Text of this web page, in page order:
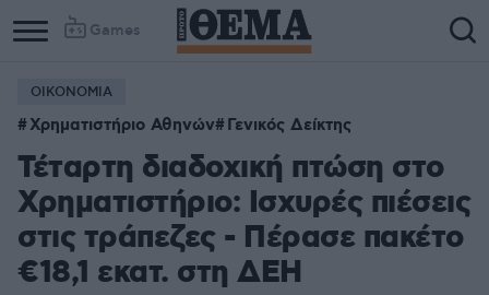
Games
ΟΙΚΟΝΟΜΙΑ
Χρηματιστήριο Αθηνών Γενικός Δείκτης
Τέταρτη διαδοχική πτώση στο
Χρηματιστήριο: Ισχυρές πιέσεις
στις τράπεζες - Πέρασε πακέτο
€18,1 εκατ. στη ΔΕΗ